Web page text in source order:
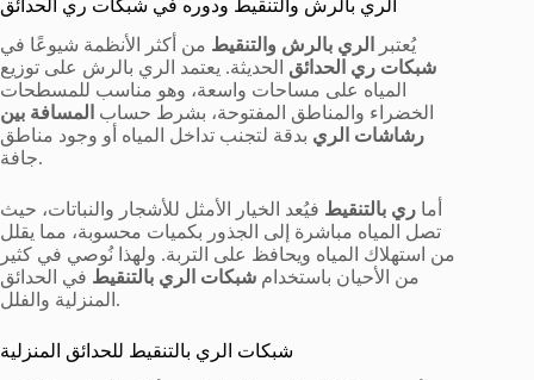
الري بالرش والتنقيط ودوره في شبكات ري الحدائق
يُعتبر
الري بالرش والتنقيط من أكثر الأنظمة شيوعًا في
شبكات ري الحدائق الحديثة. يعتمد الري بالرش على توزيع
المياه على مساحات واسعة، وهو مناسب للمسطحات
الخضراء والمناطق المفتوحة، بشرط حساب المسافة بين
رشاشات الري بدقة لتجنب تداخل المياه أو وجود مناطق
جافة.
أما ري بالتنقيط فيُعد الخيار الأمثل للأشجار والنباتات، حيث
تصل المياه مباشرة إلى الجذور بكميات محسوبة، مما يقلل
من استهلاك المياه ويحافظ على التربة. ولهذا نُوصي في كثير
من الأحيان باستخدام شبكات الري بالتنقيط في الحدائق
المنزلية والفلل.
شبكات الري بالتنقيط للحدائق المنزلية